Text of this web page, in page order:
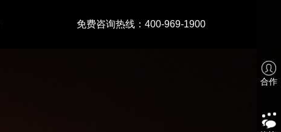
免费咨询热线：400-969-1900
合作